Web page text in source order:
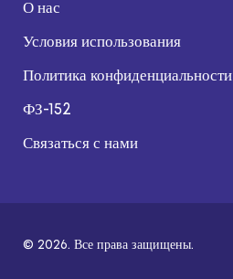
О нас
Условия использования
Политика конфиденциальности
ФЗ-152
Связаться с нами
© 2026. Все права защищены.